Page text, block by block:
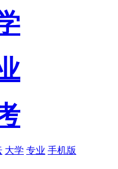
大学 专业 手机版